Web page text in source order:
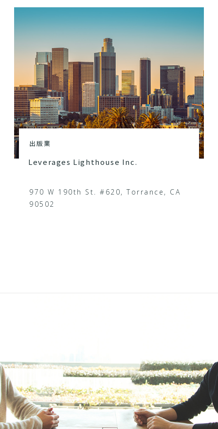
出版業
Leverages Lighthouse Inc.
970 W 190th St. #620, Torrance, CA
90502